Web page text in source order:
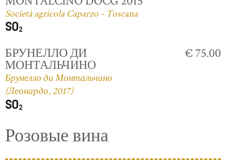
Società agricola Caparzo - Toscana
БРУНЕЛЛО ДИ
МОНТАЛЬЧИНО
Брунелло ди Монтальчино
(Леонардо, 2017)
€ 75.00
Розовые вина